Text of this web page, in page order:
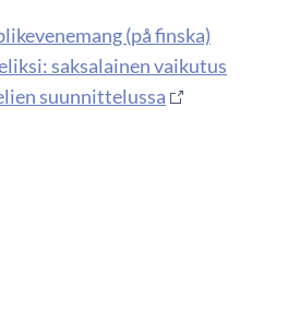
(på finska)
saksalainen vaikutus
suunnittelussa